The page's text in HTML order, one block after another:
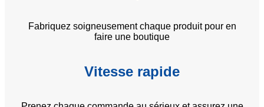
Fabriquez soigneusement chaque produit pour en
faire une boutique
Vitesse rapide